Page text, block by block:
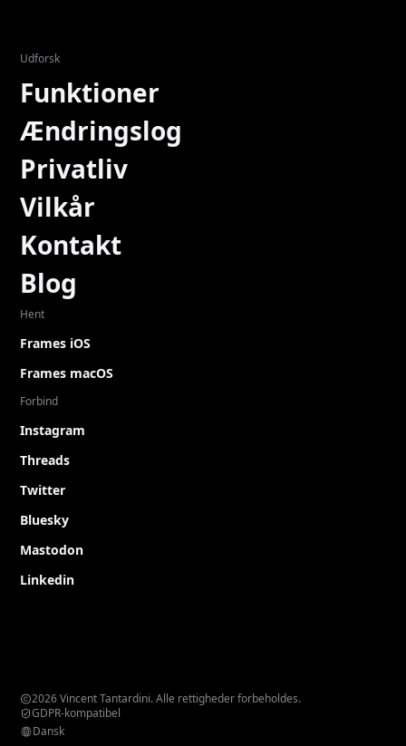
Udforsk
Funktioner
Ændringslog
Privatliv
Vilkår
Kontakt
Blog
Hent
Frames iOS
Frames macOS
Forbind
Instagram
Threads
Twitter
Bluesky
Mastodon
Linkedin
2026 Vincent Tantardini. Alle rettigheder forbeholdes.
GDPR-kompatibel
Dansk